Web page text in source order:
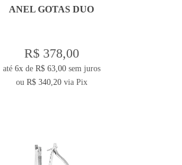
ANEL GOTAS DUO
R$ 378,00
até 6xde R$ 63,00 sem juros
ou R$ 340,20via Pix